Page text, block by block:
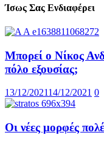
Ίσως Σας Ενδιαφέρει
Μπορεί ο Νίκος
πόλο εξουσίας;
13/12/202114/12/2021 0
Οι νέες μορφές